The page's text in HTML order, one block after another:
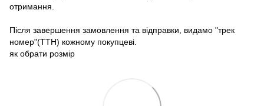
отримання.
Після завершення замовлення та відправки, видамо "трек
номер"(ТТН) кожному покупцеві.
як обрати розмір